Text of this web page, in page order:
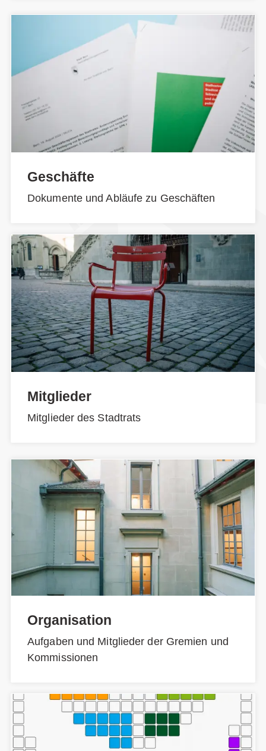
Geschäfte
Dokumente und Abläufe zu Geschäften
Mitglieder
Mitglieder des Stadtrats
Organisation
Aufgaben und Mitglieder der Gremien und
Kommissionen